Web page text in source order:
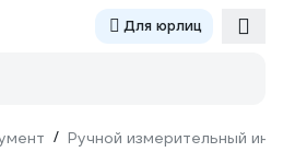
Для юрлиц
/ Ручной измерительный